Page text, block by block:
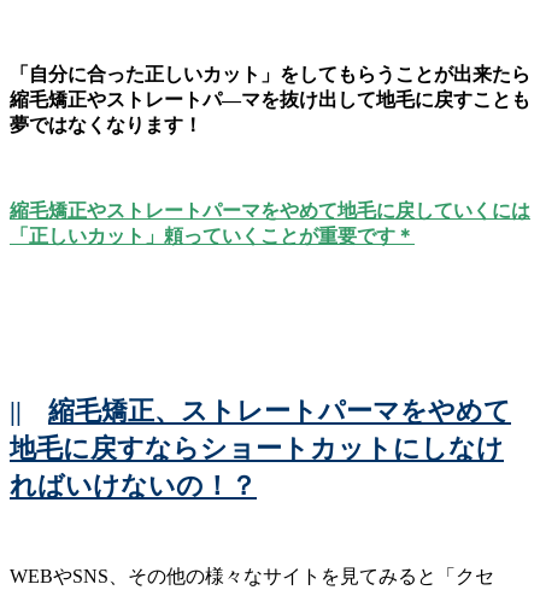
「自分に合った正しいカット」をしてもらうことが出来たら
縮毛矯正やストレートパ―マを抜け出して地毛に戻すことも
夢ではなくなります！
縮毛矯正やストレートパーマをやめて地毛に戻していくには
「正しいカット」頼っていくことが重要です＊
|| 縮毛矯正、ストレートパーマをやめて
地毛に戻すならショートカットにしなけ
ればいけないの！？
WEBやSNS、その他の様々なサイトを見てみると「クセ